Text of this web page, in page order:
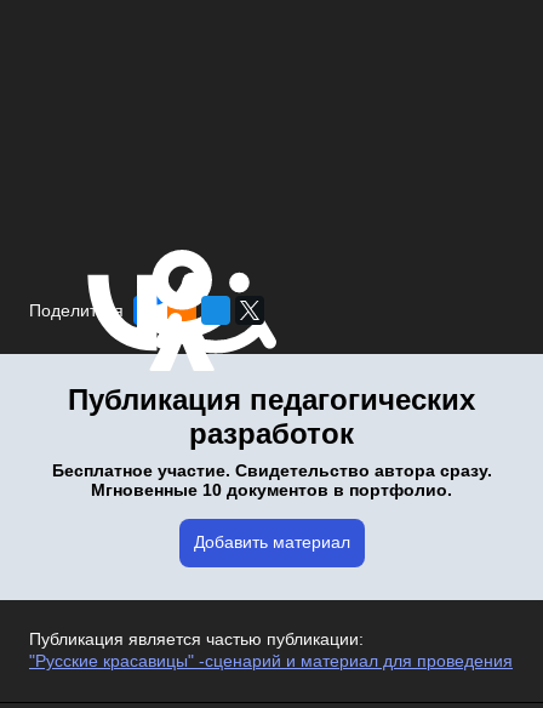
Поделиться
Публикация педагогических
разработок
Бесплатное участие. Свидетельство автора сразу.
Мгновенные 10 документов в портфолио.
Добавить материал
Публикация является частью публикации:
"Русские красавицы" -сценарий и материал для проведения